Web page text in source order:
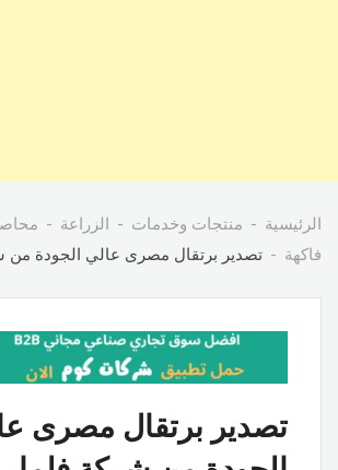
الرئيسية منتجات وخدمات الزراعة
فاكهة
تصدير برتقال مصرى عالي الجودة من
تصدير برتقال مصرى